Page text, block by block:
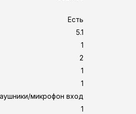
Есть
5.1
1
2
1
1
микрофон вход
1